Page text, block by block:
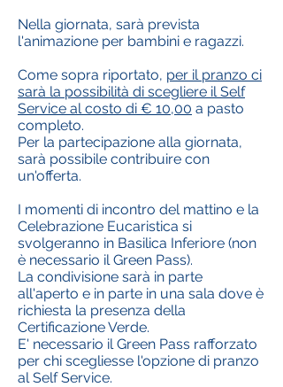
Nella giornata, sarà prevista
l'animazione per bambini e ragazzi.
Come sopra riportato, per il pranzo ci
sarà la possibilità di scegliere il Self
Service al costo di € 10,00 a pasto
completo.
Per la partecipazione alla giornata,
sarà possibile contribuire con
un'offerta.
I momenti di incontro del mattino e la
Celebrazione Eucaristica si
svolgeranno in Basilica Inferiore (non
è necessario il Green Pass).
La condivisione sarà in parte
all'aperto e in parte in una sala dove è
richiesta la presenza della
Certificazione Verde.
E' necessario il Green Pass rafforzato
per chi scegliesse l'opzione di pranzo
al Self Service.